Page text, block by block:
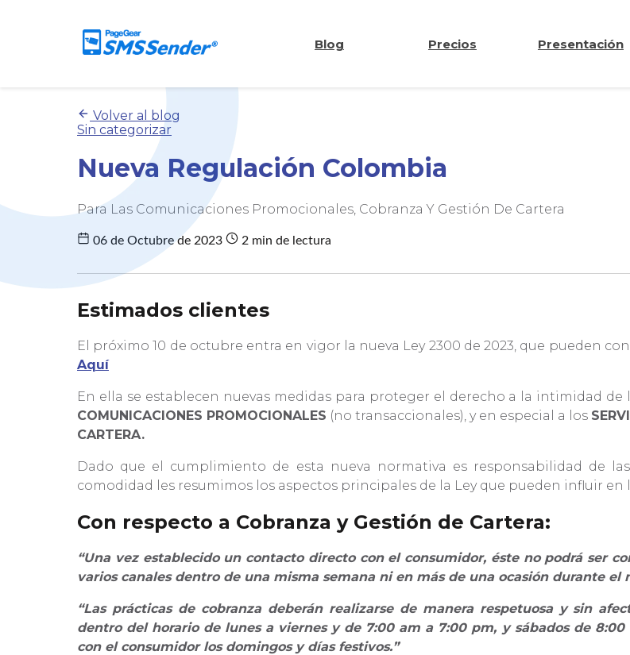
Blog Precios Presentación
Volver al blog
Sin categorizar
Nueva Regulación Colombia
Para Las Comunicaciones Promocionales, Cobranza Y Gestión De Cartera
06 de Octubre de 2023 2 min de lectura
Estimados clientes
El próximo 10 de octubre entra en vigor la nueva Ley 2300 de 2023, que pueden
Aquí
En ella se establecen nuevas medidas para proteger el derecho a la intimidad
COMUNICACIONES PROMOCIONALES (no transaccionales), y en especial a los
CARTERA.
Dado que el cumplimiento de esta nueva normativa es responsabilidad de
comodidad les resumimos los aspectos principales de la Ley que pueden influir en
Con respecto a Cobranza y Gestión de Cartera:
“Una vez establecido un contacto directo con el consumidor, éste no podrá ser
varios canales dentro de una misma semana ni en más de una ocasión durante el
“Las prácticas de cobranza deberán realizarse de manera respetuosa y sin
dentro del horario de lunes a viernes y de 7:00 am a 7:00 pm, y sábados de
con el consumidor los domingos y días festivos.”